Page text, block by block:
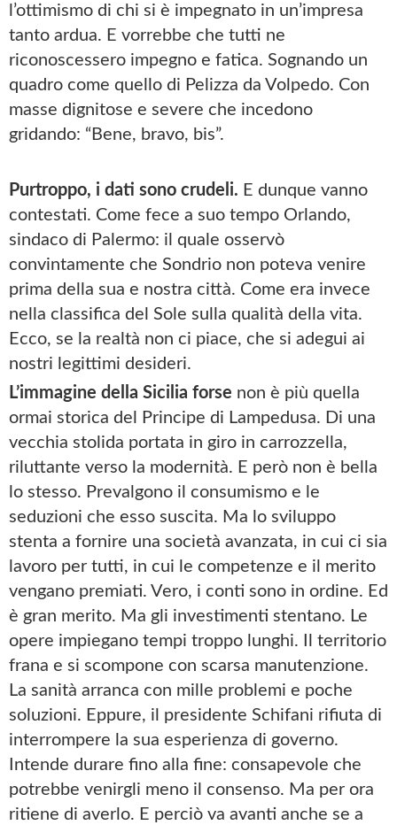
l’ottimismo di chi si è impegnato in un’impresa
tanto ardua. E vorrebbe che tutti ne
riconoscessero impegno e fatica. Sognando un
quadro come quello di Pelizza da Volpedo. Con
masse dignitose e severe che incedono
gridando: “Bene, bravo, bis”.
Purtroppo, i dati sono crudeli. E dunque vanno
contestati. Come fece a suo tempo Orlando,
sindaco di Palermo: il quale osservò
convintamente che Sondrio non poteva venire
prima della sua e nostra città. Come era invece
nella classifica del Sole sulla qualità della vita.
Ecco, se la realtà non ci piace, che si adegui ai
nostri legittimi desideri.
L’immagine della Sicilia forse non è più quella
ormai storica del Principe di Lampedusa. Di una
vecchia stolida portata in giro in carrozzella,
riluttante verso la modernità. E però non è bella
lo stesso. Prevalgono il consumismo e le
seduzioni che esso suscita. Ma lo sviluppo
stenta a fornire una società avanzata, in cui ci sia
lavoro per tutti, in cui le competenze e il merito
vengano premiati. Vero, i conti sono in ordine. Ed
è gran merito. Ma gli investimenti stentano. Le
opere impiegano tempi troppo lunghi. Il territorio
frana e si scompone con scarsa manutenzione.
La sanità arranca con mille problemi e poche
soluzioni. Eppure, il presidente Schifani rifiuta di
interrompere la sua esperienza di governo.
Intende durare fino alla fine: consapevole che
potrebbe venirgli meno il consenso. Ma per ora
ritiene di averlo. E perciò va avanti anche se a